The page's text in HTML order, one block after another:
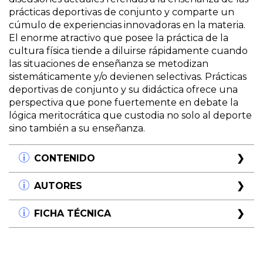
prácticas deportivas de conjunto y comparte un
cúmulo de experiencias innovadoras en la materia.
El enorme atractivo que posee la práctica de la
cultura física tiende a diluirse rápidamente cuando
las situaciones de enseñanza se metodizan
sistemáticamente y/o devienen selectivas. Prácticas
deportivas de conjunto y su didáctica ofrece una
perspectiva que pone fuertemente en debate la
lógica meritocrática que custodia no solo al deporte
sino también a su enseñanza.
CONTENIDO
Capítulo 1.
Las prácticas deportivas de conjunto como
contenido curricular
Capítulo 2.
AUTORES
Diego Cavalli
Profesor Nacional de Educación Física.
Entrenador de hándbol. Licenciado en Ciencias
FICHA TÉCNICA